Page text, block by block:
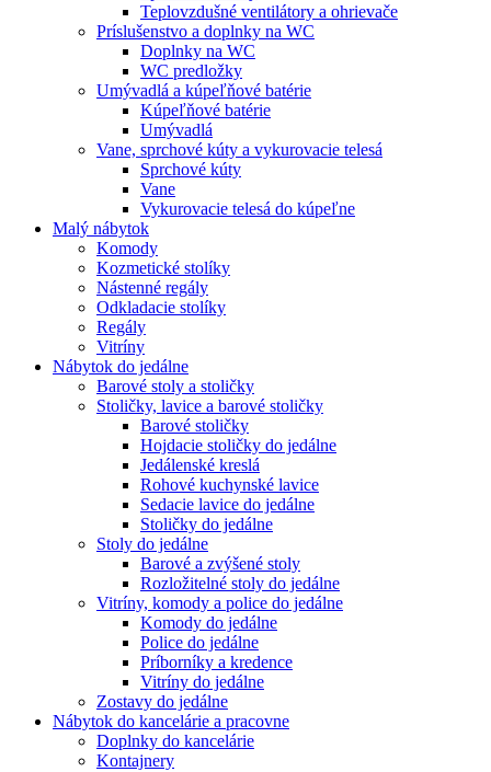
Teplovzdušné ventilátory a ohrievače
Príslušenstvo a doplnky na WC
Doplnky na WC
WC predložky
Umývadlá a kúpeľňové batérie
Kúpeľňové batérie
Umývadlá
Vane, sprchové kúty a vykurovacie telesá
Sprchové kúty
Vane
Vykurovacie telesá do kúpeľne
Malý nábytok
Komody
Kozmetické stolíky
Nástenné regály
Odkladacie stolíky
Regály
Vitríny
Nábytok do jedálne
Barové stoly a stoličky
Stoličky, lavice a barové stoličky
Barové stoličky
Hojdacie stoličky do jedálne
Jedálenské kreslá
Rohové kuchynské lavice
Sedacie lavice do jedálne
Stoličky do jedálne
Stoly do jedálne
Barové a zvýšené stoly
Rozložitelné stoly do jedálne
Vitríny, komody a police do jedálne
Komody do jedálne
Police do jedálne
Príborníky a kredence
Vitríny do jedálne
Zostavy do jedálne
Nábytok do kancelárie a pracovne
Doplnky do kancelárie
Kontajnery